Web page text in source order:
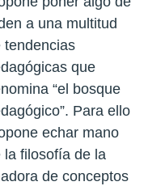
a una multitud
tendencias
que
“el bosque
Para ello
echar mano
la filosofía de la
de conceptos